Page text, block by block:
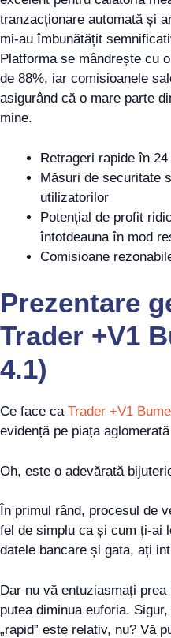
tranzacționare automată și
mi-au îmbunătățit
Platforma se mândrește cu
de 88%, iar comisioanele
asigurând că o mare parte
mine.
Retrageri rapide în
Măsuri de securitate
utilizatorilor
Potențial de profit
întotdeauna în mod
Comisioane
Prezentare
Trader +V1
4.1)
Ce face ca Trader +V1
evidență pe piața
Oh, este o adevărată
În primul rând, procesul de
fel de simplu ca și cum ți-ai
datele bancare și gata, ați
Dar nu vă entuziasmați
putea diminua euforia.
„rapid” este relativ, nu? Vă